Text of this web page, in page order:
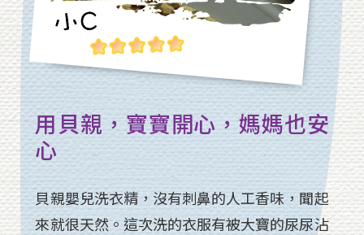
用貝親，寶寶開心，媽媽也安
心
貝親嬰兒洗衣精，沒有刺鼻的人工香味，聞起
來就很天然。這次洗的衣服有被大寶的尿尿沾